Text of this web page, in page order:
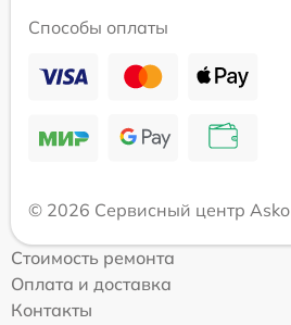
Способы оплаты
© 2026 Сервисный центр Asko
Стоимость ремонта
Оплата и доставка
Контакты